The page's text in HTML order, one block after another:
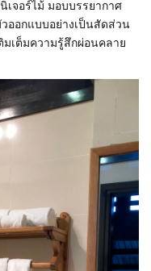
จอร์ไม้ มอบบรรยากาศ
ออกแบบอย่างเป็นสัดส่วน
เต็มความรู้สึกผ่อนคลาย